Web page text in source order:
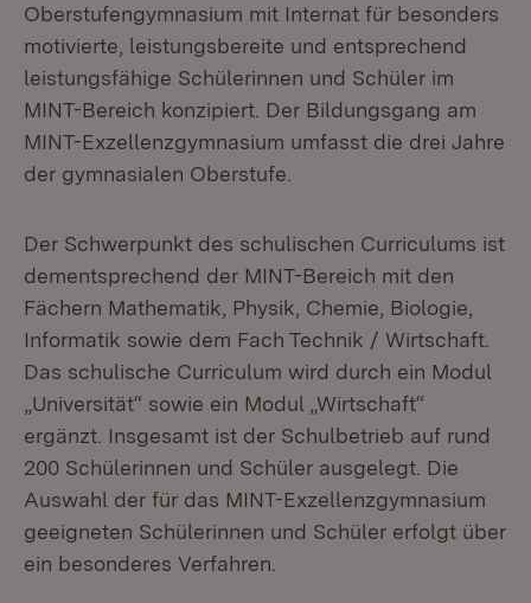
Oberstufengymnasium mit Internat für besonders
motivierte, leistungsbereite und entsprechend
leistungsfähige Schülerinnen und Schüler im
MINT-Bereich konzipiert. Der Bildungsgang am
MINT-Exzellenzgymnasium umfasst die drei Jahre
der gymnasialen Oberstufe.
Der Schwerpunkt des schulischen Curriculums ist
dementsprechend der MINT-Bereich mit den
Fächern Mathematik, Physik, Chemie, Biologie,
Informatik sowie dem Fach Technik / Wirtschaft.
Das schulische Curriculum wird durch ein Modul
„Universität“ sowie ein Modul „Wirtschaft“
ergänzt. Insgesamt ist der Schulbetrieb auf rund
200 Schülerinnen und Schüler ausgelegt. Die
Auswahl der für das MINT-Exzellenzgymnasium
geeigneten Schülerinnen und Schüler erfolgt über
ein besonderes Verfahren.